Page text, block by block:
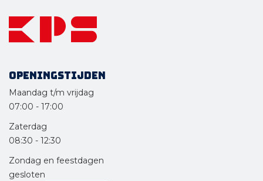
Openingstijden
Maandag t/m vrijdag
07:00 - 17:00
Zaterdag
08:30 - 12:30
Zondag en feestdagen
gesloten